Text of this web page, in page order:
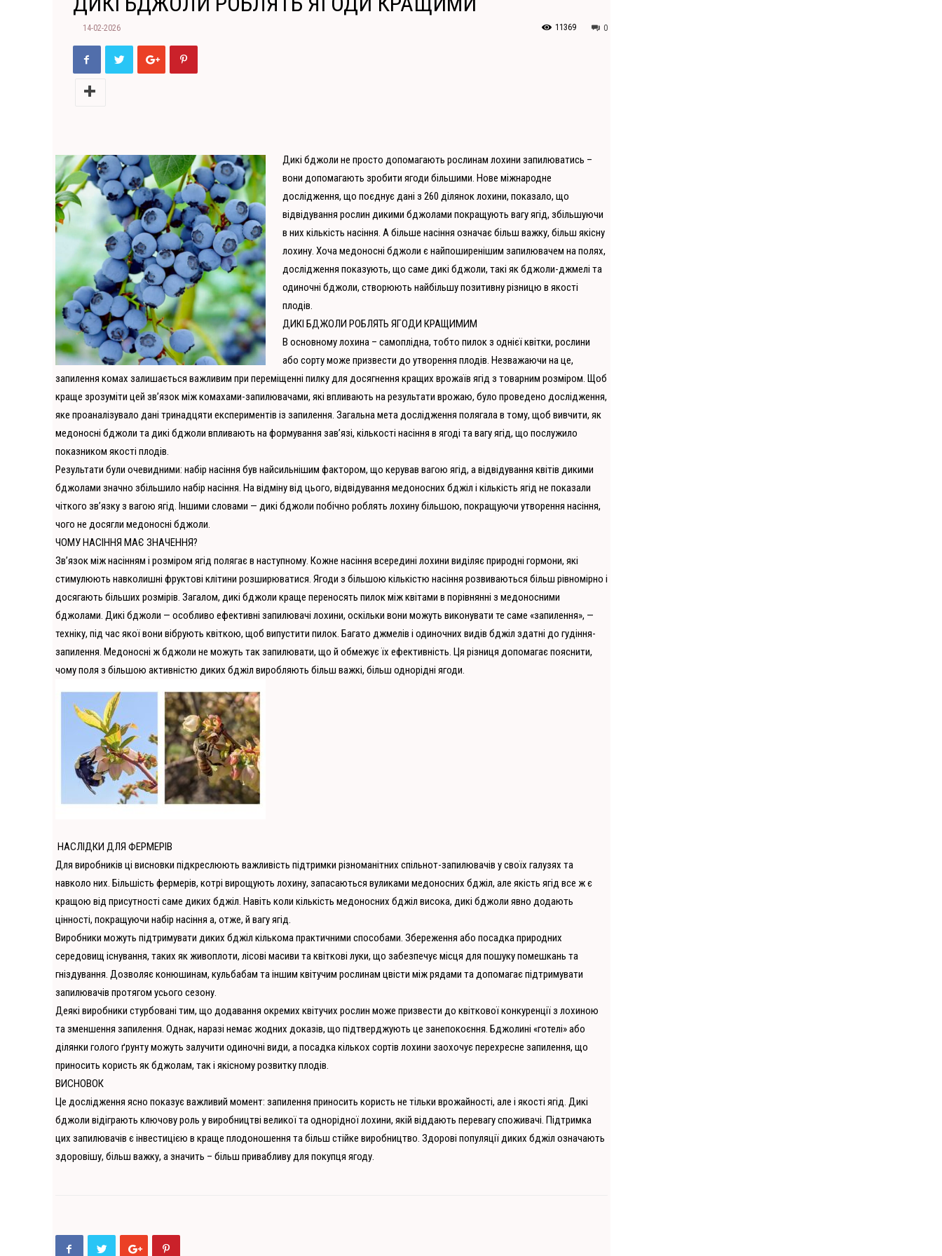
14-02-2026 0
11369
Дикі бджоли не просто допомагають рослинам лохини запилюватись –
вони допомагають зробити ягоди більшими. Нове міжнародне
дослідження, що поєднує дані з 260 ділянок лохини, показало, що
відвідування рослин дикими бджолами покращують вагу ягід, збільшуючи
в них кількість насіння. А більше насіння означає більш важку, більш якісну
лохину. Хоча медоносні бджоли є найпоширенішим запилювачем на полях,
дослідження показують, що саме дикі бджоли, такі як бджоли-джмелі та
одиночні бджоли, створюють найбільшу позитивну різницю в якості
плодів.
ДИКІ БДЖОЛИ РОБЛЯТЬ ЯГОДИ КРАЩИМИМ
В основному лохина – самоплідна, тобто пилок з однієї квітки, рослини
або сорту може призвести до утворення плодів. Незважаючи на це,
запилення комах залишається важливим при переміщенні пилку для досягнення кращих врожаїв ягід з товарним розміром. Щоб
краще зрозуміти цей зв’язок між комахами-запилювачами, які впливають на результати врожаю, було проведено дослідження,
яке проаналізувало дані тринадцяти експериментів із запилення. Загальна мета дослідження полягала в тому, щоб вивчити, як
медоносні бджоли та дикі бджоли впливають на формування зав’язі, кількості насіння в ягоді та вагу ягід, що послужило
показником якості плодів.
Результати були очевидними: набір насіння був найсильнішим фактором, що керував вагою ягід, а відвідування квітів дикими
бджолами значно збільшило набір насіння. На відміну від цього, відвідування медоносних бджіл і кількість ягід не показали
чіткого зв’язку з вагою ягід. Іншими словами — дикі бджоли побічно роблять лохину більшою, покращуючи утворення насіння,
чого не досягли медоносні бджоли.
ЧОМУ НАСІННЯ МАЄ ЗНАЧЕННЯ?
Зв’язок між насінням і розміром ягід полягає в наступному. Кожне насіння всередині лохини виділяє природні гормони, які
стимулюють навколишні фруктові клітини розширюватися. Ягоди з більшою кількістю насіння розвиваються більш рівномірно і
досягають більших розмірів. Загалом, дикі бджоли краще переносять пилок між квітами в порівнянні з медоносними
бджолами. Дикі бджоли — особливо ефективні запилювачі лохини, оскільки вони можуть виконувати те саме «запилення», —
техніку, під час якої вони вібрують квіткою, щоб випустити пилок. Багато джмелів і одиночних видів бджіл здатні до гудіння-
запилення. Медоносні ж бджоли не можуть так запилювати, що й обмежує їх ефективність. Ця різниця допомагає пояснити,
чому поля з більшою активністю диких бджіл виробляють більш важкі, більш однорідні ягоди.
НАСЛІДКИ ДЛЯ ФЕРМЕРІВ
Для виробників ці висновки підкреслюють важливість підтримки різноманітних спільнот-запилювачів у своїх галузях та
навколо них. Більшість фермерів, котрі вирощують лохину, запасаються вуликами медоносних бджіл, але якість ягід все ж є
кращою від присутності саме диких бджіл. Навіть коли кількість медоносних бджіл висока, дикі бджоли явно додають
цінності, покращуючи набір насіння а, отже, й вагу ягід.
Виробники можуть підтримувати диких бджіл кількома практичними способами. Збереження або посадка природних
середовищ існування, таких як живоплоти, лісові масиви та квіткові луки, що забезпечує місця для пошуку помешкань та
гніздування. Дозволяє конюшинам, кульбабам та іншим квітучим рослинам цвісти між рядами та допомагає підтримувати
запилювачів протягом усього сезону.
Деякі виробники стурбовані тим, що додавання окремих квітучих рослин може призвести до квіткової конкуренції з лохиною
та зменшення запилення. Однак, наразі немає жодних доказів, що підтверджують це занепокоєння. Бджолині «готелі» або
ділянки голого ґрунту можуть залучити одиночні види, а посадка кількох сортів лохини заохочує перехресне запилення, що
приносить користь як бджолам, так і якісному розвитку плодів.
ВИСНОВОК
Це дослідження ясно показує важливий момент: запилення приносить користь не тільки врожайності, але і якості ягід. Дикі
бджоли відіграють ключову роль у виробництві великої та однорідної лохини, якій віддають перевагу споживачі. Підтримка
цих запилювачів є інвестицією в краще плодоношення та більш стійке виробництво. Здорові популяції диких бджіл означають
здоровішу, більш важку, а значить – більш привабливу для покупця ягоду.